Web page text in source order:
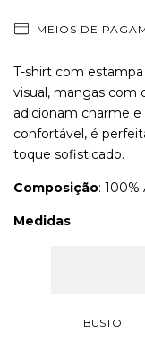
MEIOS DE
T-shirt com
visual, mangas com
adicionam charme
confortável, é
toque sofisticado.
Composição: 100%
Medidas:
BUSTO